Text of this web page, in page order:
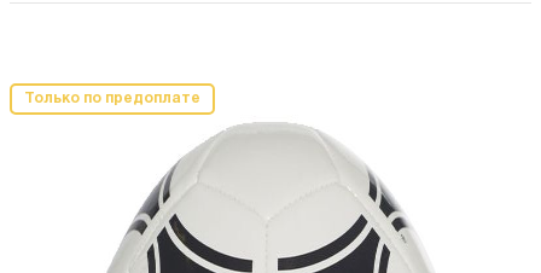
Только по предоплате